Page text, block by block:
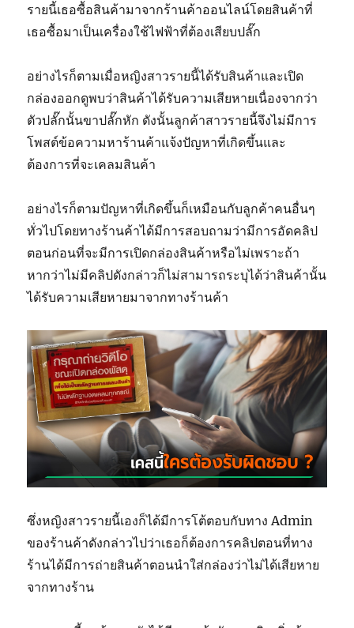
รายนี้เธอซื้อสินค้ามาจากร้านค้าออนไลน์โดยสินค้าที่
เธอซื้อมาเป็นเครื่องใช้ไฟฟ้าที่ต้องเสียบปลั๊ก
อย่างไรก็ตามเมื่อหญิงสาวรายนี้ได้รับสินค้าและเปิด
กล่องออกดูพบว่าสินค้าได้รับความเสียหายเนื่องจากว่า
ตัวปลั๊กนั้นขาปลั๊กหัก ดังนั้นลูกค้าสาวรายนี้จึงไม่มีการ
โพสต์ข้อความหาร้านค้าแจ้งปัญหาที่เกิดขึ้นและ
ต้องการที่จะเคลมสินค้า
อย่างไรก็ตามปัญหาที่เกิดขึ้นก็เหมือนกับลูกค้าคนอื่นๆ
ทั่วไปโดยทางร้านค้าได้มีการสอบถามว่ามีการอัดคลิป
ตอนก่อนที่จะมีการเปิดกล่องสินค้าหรือไม่เพราะถ้า
หากว่าไม่มีคลิปดังกล่าวก็ไม่สามารถระบุได้ว่าสินค้านั้น
ได้รับความเสียหายมาจากทางร้านค้า
ซึ่งหญิงสาวรายนี้เองก็ได้มีการโต้ตอบกับทาง Admin
ของร้านค้าดังกล่าวไปว่าเธอก็ต้องการคลิปตอนที่ทาง
ร้านได้มีการถ่ายสินค้าตอนนำใส่กล่องว่าไม่ได้เสียหาย
จากทางร้าน